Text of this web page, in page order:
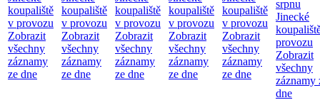
koupaliště
v provozu
Zobrazit
všechny
záznamy
ze dne
koupaliště
v provozu
Zobrazit
všechny
záznamy
ze dne
koupaliště
v provozu
Zobrazit
všechny
záznamy
ze dne
koupaliště
v provozu
Zobrazit
všechny
záznamy
ze dne
koupaliště
v provozu
Zobrazit
všechny
záznamy
ze dne
srpnu
Jinecké
provozu
Zobrazit
všechny
záznamy
dne